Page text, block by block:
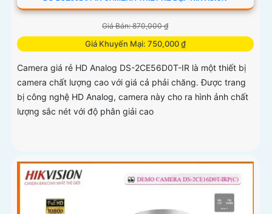
Giá Bán: 870,000 ₫
Giá Khuyến Mại: 750,000 ₫
Camera giá rẻ HD Analog DS-2CE56D0T-IR là một thiết bị
camera chất lượng cao với giá cả phải chăng. Được trang
bị công nghệ HD Analog, camera này cho ra hình ảnh chất
lượng sắc nét với độ phân giải cao